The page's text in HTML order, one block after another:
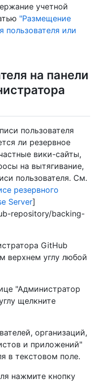
учетной
"Размещение
пользователя или
на панели
пользователя
ли резервное
вики-сайты,
на вытягивание,
пользователя. См.
резервного
Server]
repository/backing-
GitHub
верхнем углу любой
"Администратор
щелкните
организаций,
и приложений"
в текстовом поле.
нажмите кнопку